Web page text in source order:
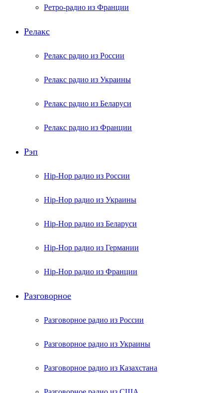
Ретро-радио из Франции
Релакс
Релакс радио из России
Релакс радио из Украины
Релакс радио из Беларуси
Релакс радио из Франции
Рэп
Hip-Hop радио из России
Hip-Hop радио из Украины
Hip-Hop радио из Беларуси
Hip-Hop радио из Германии
Hip-Hop радио из Франции
Разговорное
Разговорное радио из России
Разговорное радио из Украины
Разговорное радио из Казахстана